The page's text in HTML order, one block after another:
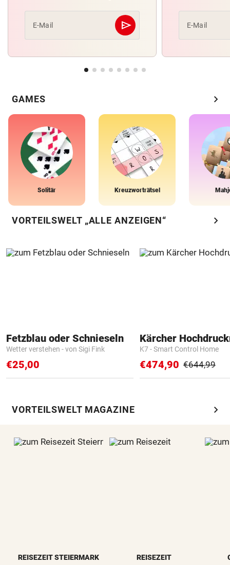
E-Mail send
Abschicken E-Mail
GAMES chevron_right
Solitär Kreuzworträtsel
VORTEILSWELT „ALLE ANZEIGEN“ chevron_right
Fetzblau oder Schnieseln
Wetter verstehen - von Sigi Fink
€25,00
Kärcher
K7 - Smart Control Home
€474,90 €644,99
VORTEILSWELT MAGAZINE chevron_right
REISEZEIT STEIERMARK REISEZEIT